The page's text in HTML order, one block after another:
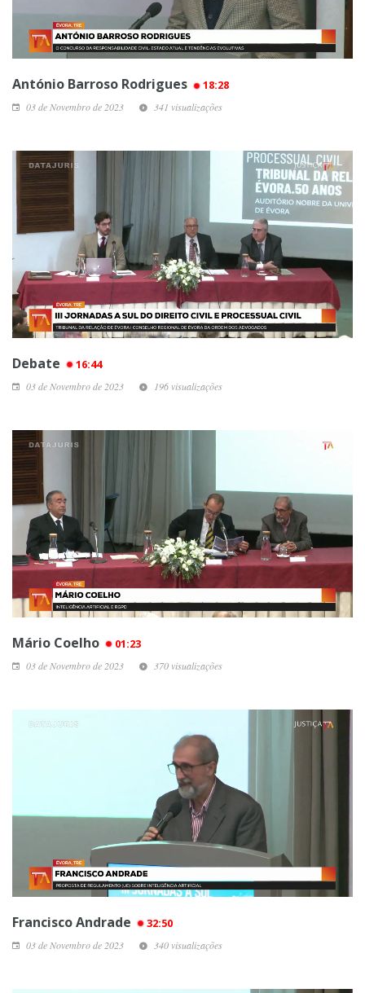
António Barroso Rodrigues 18:28
03 de Novembro de 2023 341 visualizações
Debate 16:44
03 de Novembro de 2023 196 visualizações
Mário Coelho 01:23
03 de Novembro de 2023 370 visualizações
Francisco Andrade 32:50
03 de Novembro de 2023 340 visualizações